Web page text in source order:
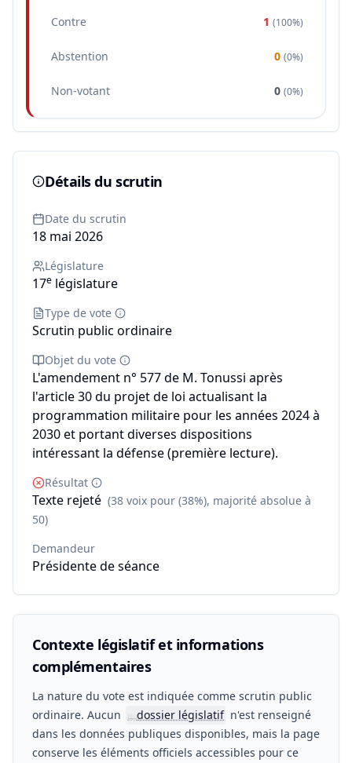
Contre 1 (100%)
Abstention 0 (0%)
Non-votant 0 (0%)
Détails du scrutin
Date du scrutin
18 mai 2026
Législature
17e législature
Type de vote
Scrutin public ordinaire
Objet du vote
L'amendement n° 577 de M. Tonussi après
l'article 30 du projet de loi actualisant la
programmation militaire pour les années 2024 à
2030 et portant diverses dispositions
intéressant la défense (première lecture).
Résultat
Texte rejeté (38 voix pour (38%), majorité absolue à
50)
Demandeur
Présidente de séance
Contexte législatif et informations
complémentaires
La nature du vote est indiquée comme scrutin public
ordinaire. Aucun
📖dossier législatif n'est renseigné
dans les données publiques disponibles, mais la page
conserve les éléments officiels accessibles pour ce